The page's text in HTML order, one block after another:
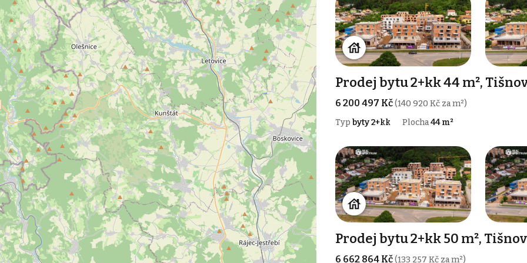
Prodej bytu 2+kk 44 m²,
6 200 497 Kč(140 920 Kč za m²)
Typ byty 2+kk Plocha44 m²
Prodej bytu 2+kk 50 m², Tišnov
6 662 864 Kč(133 257 Kč za m²)